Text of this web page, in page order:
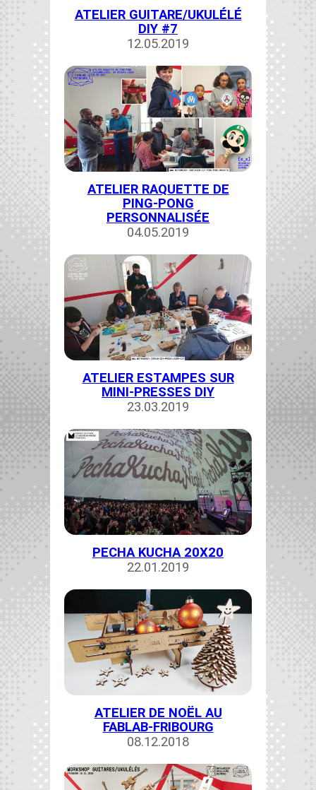
ATELIER GUITARE/UKULÉLÉ
DIY #7
12.05.2019
ATELIER RAQUETTE DE
PING-PONG
PERSONNALISÉE
04.05.2019
ATELIER ESTAMPES SUR
MINI-PRESSES DIY
23.03.2019
PECHA KUCHA 20X20
22.01.2019
ATELIER DE NOËL AU
FABLAB-FRIBOURG
08.12.2018